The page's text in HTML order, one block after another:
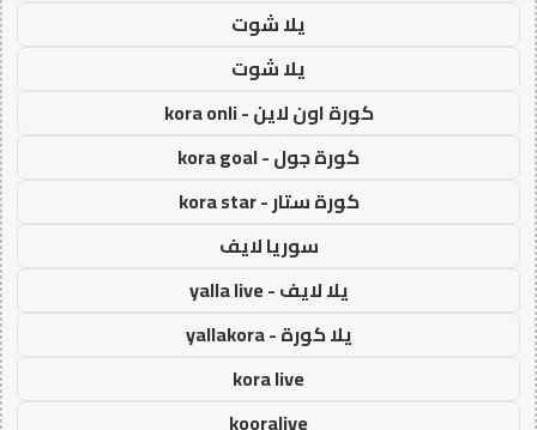
يلا شوت
يلا شوت
كورة اون لاين - kora onli
كورة جول - kora goal
كورة ستار - kora star
سوريا لايف
يلا لايف - yalla live
يلا كورة - yallakora
kora live